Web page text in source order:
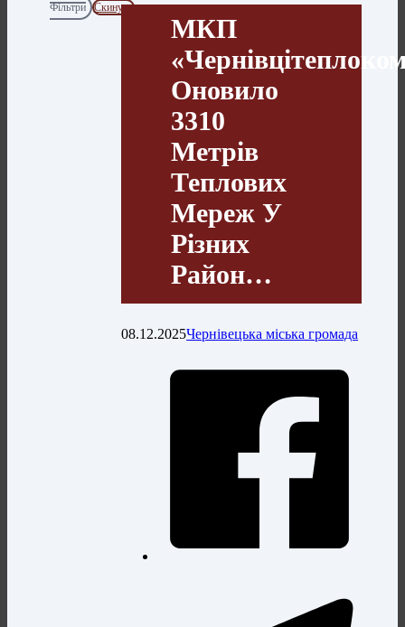
Фільтри
Скинути
МКП
Оновило
3310
Метрів
Теплових
Мереж У
Різних
Район…
08.12.2025Чернівецька міська громада